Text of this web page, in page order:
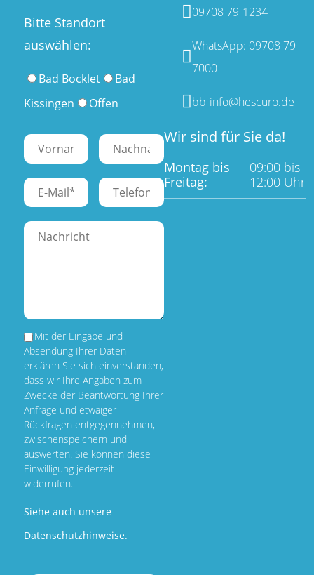
Bitte Standort
auswählen:
Bad Bocklet
Bad
Kissingen
Offen
Mit der Eingabe und
Absendung Ihrer Daten
erklären Sie sich einverstanden,
dass wir Ihre Angaben zum
Zwecke der Beantwortung Ihrer
Anfrage und etwaiger
Rückfragen entgegennehmen,
zwischenspeichern und
auswerten. Sie können diese
Einwilligung jederzeit
widerrufen.
Siehe auch unsere
Datenschutzhinweise.
Bitte
09708 79-1234
WhatsApp: 09708 79
7000
bb-info@hescuro.de
Wir sind für Sie da!
Montag bis
Freitag:
09:00 bis
12:00 Uhr